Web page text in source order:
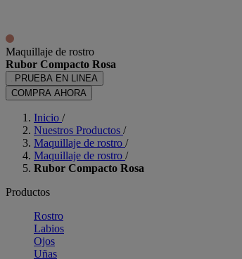
Maquillaje de rostro
Rubor Compacto Rosa
PRUEBA EN LINEA
COMPRA AHORA
Inicio /
Nuestros Productos /
Maquillaje de rostro /
Maquillaje de rostro /
Rubor Compacto Rosa
Productos
Rostro
Labios
Ojos
Uñas